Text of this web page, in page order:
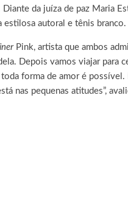
da juíza de paz Maria
estilosa autoral e tênis branco.
Pink, artista que ambos
Depois vamos viajar para
forma de amor é
nas pequenas atitudes”,